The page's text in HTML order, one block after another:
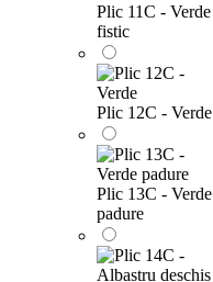
Plic 11C - Verde
fistic
Plic 12C - Verde
Plic 13C - Verde
padure